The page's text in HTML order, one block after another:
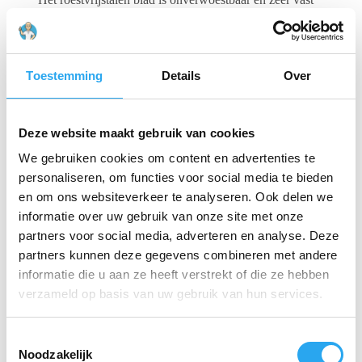
Toestemming Details Over
Deze website maakt gebruik van cookies
We gebruiken cookies om content en advertenties te
personaliseren, om functies voor social media te bieden
en om ons websiteverkeer te analyseren. Ook delen we
informatie over uw gebruik van onze site met onze
partners voor social media, adverteren en analyse. Deze
partners kunnen deze gegevens combineren met andere
informatie die u aan ze heeft verstrekt of die ze hebben
verzameld op basis van uw gebruik van hun services.
Noodzakelijk
van het blad zorgen ervoor dat u
met een gerust hart kunt schrapen op rvs-oppervlakken
en kunststoffen zonder krassen te veroorzaken. Dit
verlengt de levensduur van uw machines en voldoet aan
de hoogste hygiënestandaarden.
Materiaal:Hoogwaardig RVS blad met
Afmetingen:205 x 100 mm (Brede werkmaat).
Aansluiting:Universeel Vikan schroefdraad
voor stelen.
eenvoudig te steriliseren.
Gerelateerde producten